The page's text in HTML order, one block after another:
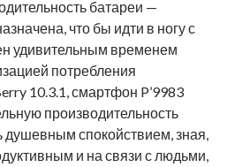
батареи —
что бы идти в ногу с
удивительным временем
потребления
10.3.1, смартфон P’9983
производительность
душевным спокойствием, зная,
и на связи с людьми,